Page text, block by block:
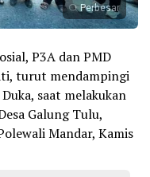
Perbesar
P3A dan PMD
turut mendampingi
saat melakukan
Galung Tulu,
Mandar, Kamis